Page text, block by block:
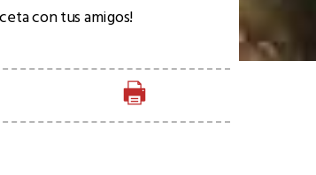
con tus amigos!